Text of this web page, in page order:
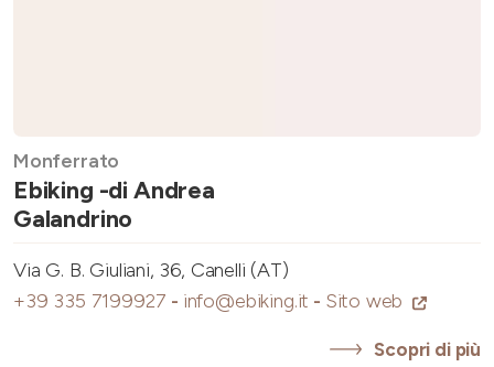
Monferrato
Ebiking -di Andrea
Galandrino
Via G. B. Giuliani, 36, Canelli (AT)
+39 335 7199927 - info@ebiking.it - Sito web
Scopri di più